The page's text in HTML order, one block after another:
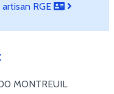
RGE
MONTREUIL